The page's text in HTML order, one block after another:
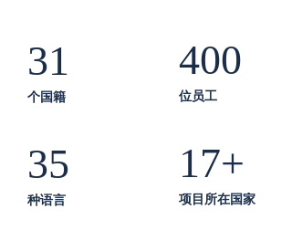
31
个国籍
400
位员工
35
种语言
17+
项目所在国家